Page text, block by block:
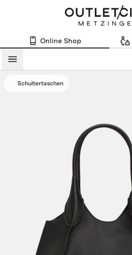
Online Shop
Menü
Schultertaschen